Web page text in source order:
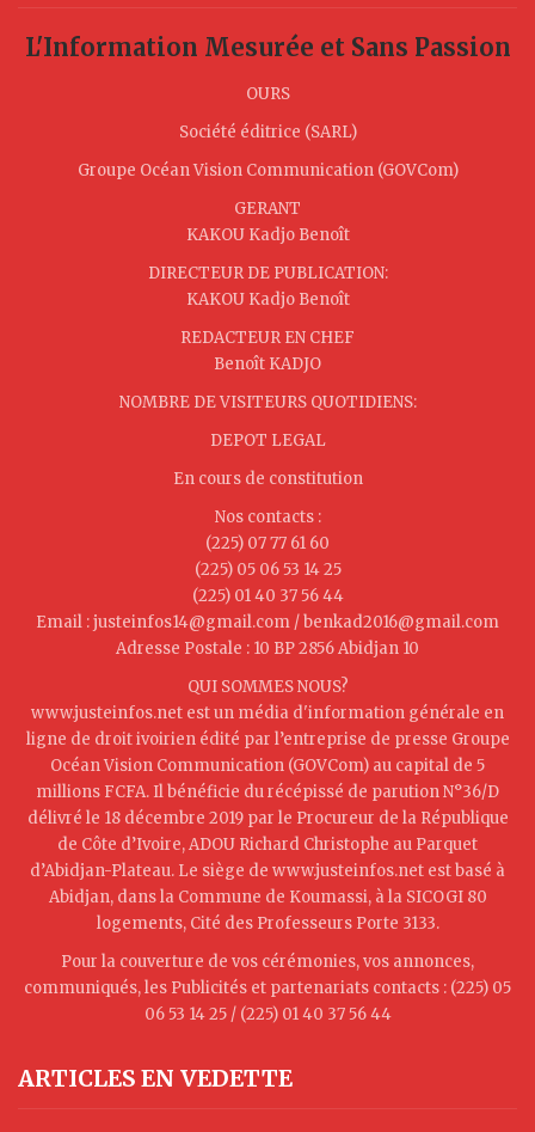
L'Information Mesurée et Sans Passion
OURS
Société éditrice (SARL)
Groupe Océan Vision Communication (GOVCom)
GERANT
KAKOU Kadjo Benoît
DIRECTEUR DE PUBLICATION:
KAKOU Kadjo Benoît
REDACTEUR EN CHEF
Benoît KADJO
NOMBRE DE VISITEURS QUOTIDIENS:
DEPOT LEGAL
En cours de constitution
Nos contacts :
(225) 07 77 61 60
(225) 05 06 53 14 25
(225) 01 40 37 56 44
Email : justeinfos14@gmail.com / benkad2016@gmail.com
Adresse Postale : 10 BP 2856 Abidjan 10
QUI SOMMES NOUS?
www.justeinfos.net est un média d'information générale en
ligne de droit ivoirien édité par l’entreprise de presse Groupe
Océan Vision Communication (GOVCom) au capital de 5
millions FCFA. Il bénéficie du récépissé de parution N°36/D
délivré le 18 décembre 2019 par le Procureur de la République
de Côte d’Ivoire, ADOU Richard Christophe au Parquet
d’Abidjan-Plateau. Le siège de www.justeinfos.net est basé à
Abidjan, dans la Commune de Koumassi, à la SICOGI 80
logements, Cité des Professeurs Porte 3133.
Pour la couverture de vos cérémonies, vos annonces,
communiqués, les Publicités et partenariats contacts : (225) 05
06 53 14 25 / (225) 01 40 37 56 44
ARTICLES EN VEDETTE